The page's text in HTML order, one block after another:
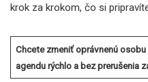
krok za krokom, čo si
Chcete zmeniť oprávnenú
agendu rýchlo a bez prerušenia